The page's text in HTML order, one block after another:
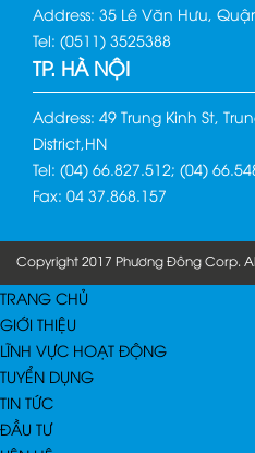
Address: 35 Lê Văn Hưu,
Tel: (0511) 3525388
TP. HÀ NỘI
Address: 49 Trung Kinh St,
District,HN
Tel: (04) 66.827.512; (04)
Fax: 04 37.868.157
Copyright 2017 Phương Đông Corp.
TRANG CHỦ
GIỚI THIỆU
LĨNH VỰC HOẠT ĐỘNG
TUYỂN DỤNG
TIN TỨC
ĐẦU TƯ